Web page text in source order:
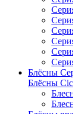
Блёсны
Блёсны